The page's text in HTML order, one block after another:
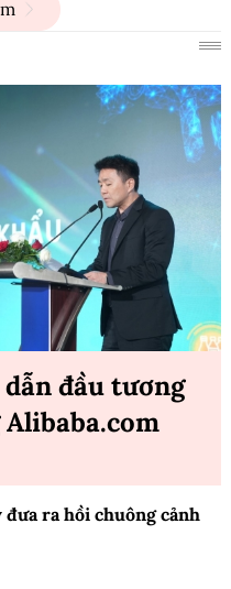
đầu tương
ra hồi chuông cảnh